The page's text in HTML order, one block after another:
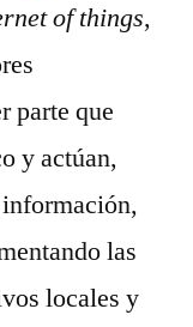
of things,
parte que
y actúan,
las
locales y